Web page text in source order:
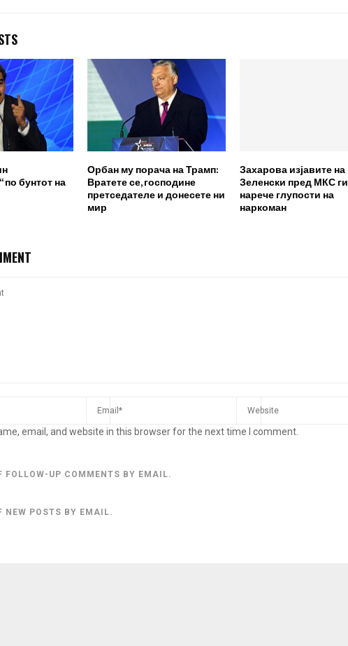
по бунтот на
Орбан му порача на Трамп:
Вратете се, господине
претседателе и донесете ни
мир
Захарова изјавите на
Зеленски пред МКС ги
нарече глупости на
наркоман
email, and website in this browser for the next time I comment.
FOLLOW-UP COMMENTS BY EMAIL.
NEW POSTS BY EMAIL.